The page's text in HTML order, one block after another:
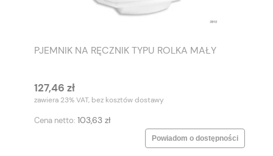
PJEMNIK NA RĘCZNIK TYPU ROLKA MAŁY
127,46 zł
zawiera 23% VAT, bez kosztów dostawy
Cena netto: 103,63 zł
Powiadom o dostępności